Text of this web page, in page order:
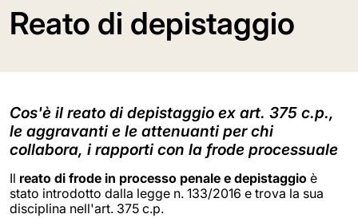
Reato di depistaggio
Cos'è il reato di depistaggio ex art. 375 c.p.,
le aggravanti e le attenuanti per chi
collabora, i rapporti con la frode processuale
Il reato di frode in processo penale e depistaggio è
stato introdotto dalla legge n. 133/2016 e trova la sua
disciplina nell'art. 375 c.p.